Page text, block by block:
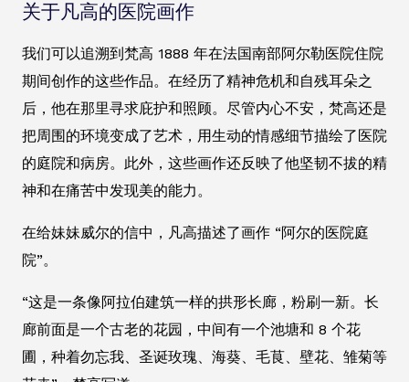
关于凡高的医院画作
我们可以追溯到梵高 1888 年在法国南部阿尔勒医院住院
期间创作的这些作品。在经历了精神危机和自残耳朵之
后，他在那里寻求庇护和照顾。尽管内心不安，梵高还是
把周围的环境变成了艺术，用生动的情感细节描绘了医院
的庭院和病房。此外，这些画作还反映了他坚韧不拔的精
神和在痛苦中发现美的能力。
在给妹妹威尔的信中，凡高描述了画作 “阿尔的医院庭
院”。
“这是一条像阿拉伯建筑一样的拱形长廊，粉刷一新。长
廊前面是一个古老的花园，中间有一个池塘和 8 个花
圃，种着勿忘我、圣诞玫瑰、海葵、毛茛、壁花、雏菊等